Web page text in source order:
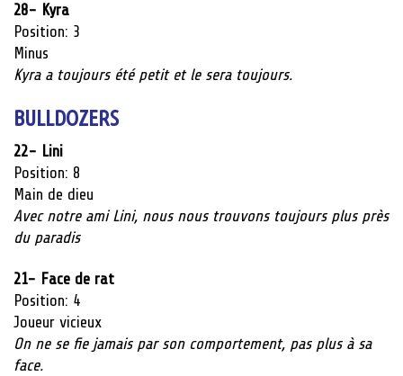
28- Kyra
Position: 3
Minus
Kyra a toujours été petit et le sera toujours.
BULLDOZERS
22- Lini
Position: 8
Main de dieu
Avec notre ami Lini, nous nous trouvons toujours plus près
du paradis
21- Face de rat
Position: 4
Joueur vicieux
On ne se fie jamais par son comportement, pas plus à sa
face.